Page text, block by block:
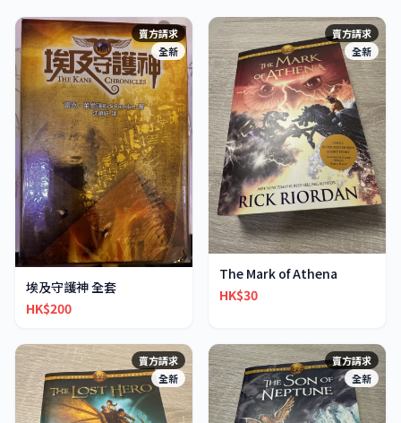
賣方請求
全新
埃及守護神 全套
HK$200
賣方請求
全新
The Mark of Athena
HK$30
賣方請求
全新
賣方請求
全新